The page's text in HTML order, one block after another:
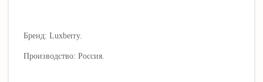
Бренд: Luxberry.
Производство: Россия.